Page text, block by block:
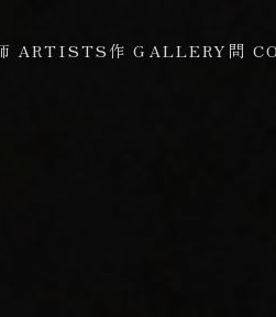
ARTISTS作 GALLERY 問